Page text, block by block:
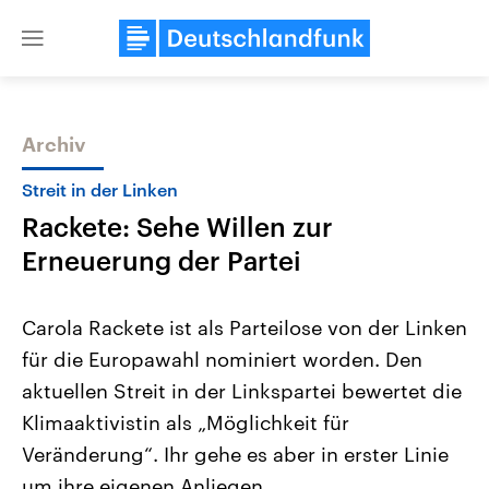
Close
Themen
Landtagswahl Sachsen-Anhalt
2026
Alle Informationen
Sachsen-Anhalt wählt am 6.
September 2026 einen neuen
Landtag. Seit 2021 wird das
Bundesland von einer Koalition aus
Aktuelle Beiträge,
Hintergründe
Wirtschaftlich und
gehören die Vereinigten
den mächtigsten Ländern
Archiv
Streit in der Linken
Rackete: Sehe Willen zur
Erneuerung der Partei
Carola Rackete ist als Parteilose von der Linken
für die Europawahl nominiert worden. Den
aktuellen Streit in der Linkspartei bewertet die
Klimaaktivistin als „Möglichkeit für
Veränderung“. Ihr gehe es aber in erster Linie